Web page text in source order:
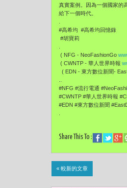
真實案例。因為一個國家的
給下一個時代。
#高希均 #高希均回憶錄
#胡寶莉
( NFG - NeoFashionGo
( CWNTP - 華人世界時報
( EDN - 東方數位新聞-
#NFG #流行電通
#CWNTP #華人世界時報
#EDN #東方數位新聞
Share This To :
« 較新的文章